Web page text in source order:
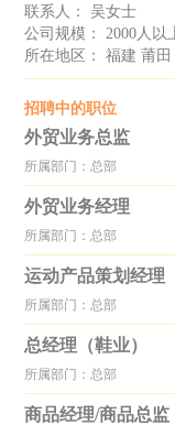
联系人： 吴女士
公司规模： 2000人以
所在地区： 福建 莆田
招聘中的职位
外贸业务总监
所属部门：总部
外贸业务经理
所属部门：总部
运动产品策划经理
所属部门：总部
总经理（鞋业）
所属部门：总部
商品经理/商品总监